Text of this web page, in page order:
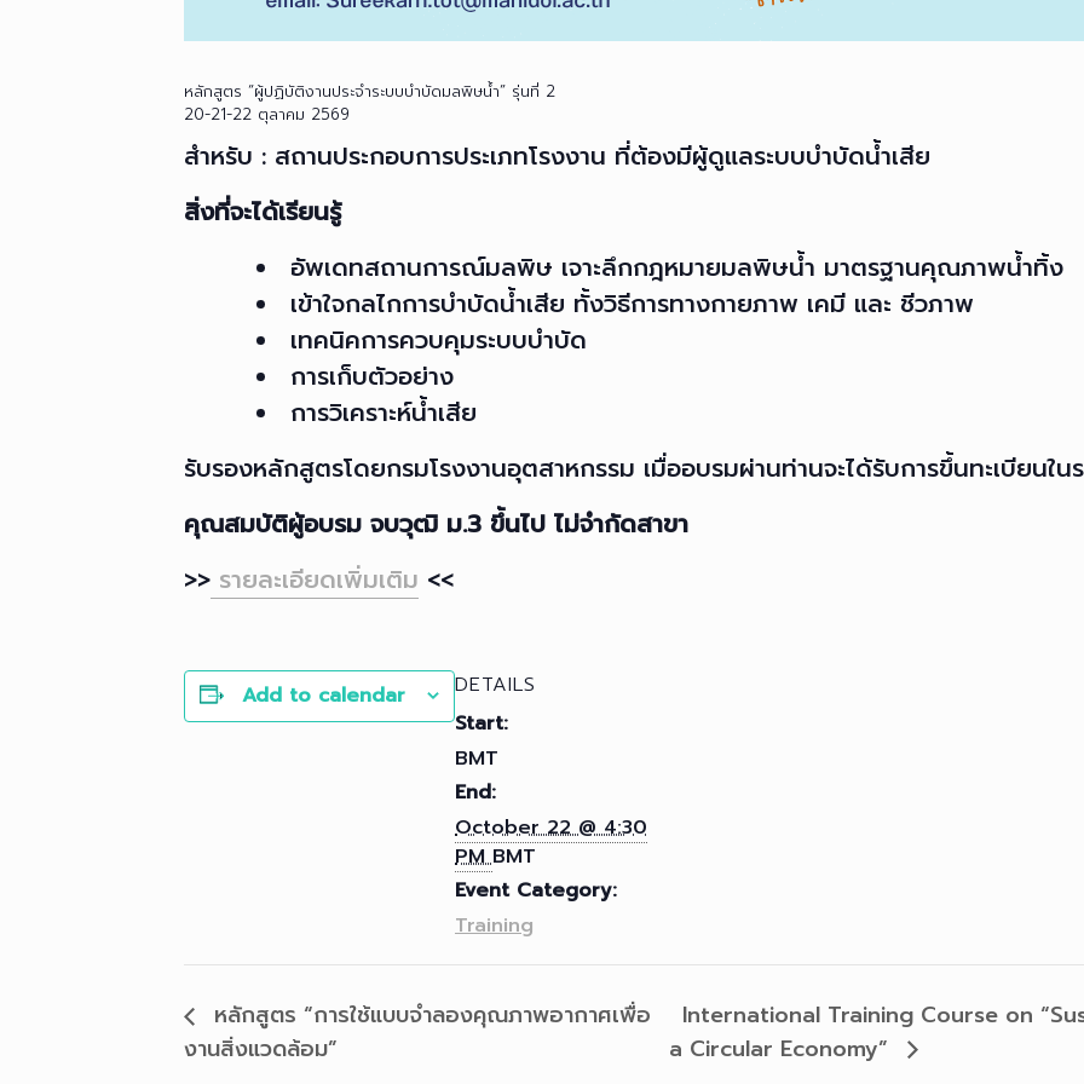
หลักสูตร “ผู้ปฏิบัติงานประจำระบบบำบัดมลพิษน้ำ” รุ่นที่ 2
20-21-22 ตุลาคม 2569
สำหรับ : สถานประกอบการประเภทโรงงาน ที่ต้องมีผู้ดูแลระบบบำบัดน้ำเสีย
สิ่งที่จะได้เรียนรู้
อัพเดทสถานการณ์มลพิษ เจาะลึกกฎหมายมลพิษน้ำ มาตรฐานคุณภาพน้ำทิ้ง
เข้าใจกลไกการบำบัดน้ำเสีย ทั้งวิธีการทางกายภาพ เคมี และ ชีวภาพ
เทคนิคการควบคุมระบบบำบัด
การเก็บตัวอย่าง
การวิเคราะห์น้ำเสีย
รับรองหลักสูตรโดยกรมโรงงานอุตสาหกรรม เมื่ออบรมผ่านท่านจะได้รับการขึ้นทะเบียนใน
คุณสมบัติผู้อบรม จบวุฒิ ม.3 ขึ้นไป ไม่จำกัดสาขา
>> รายละเอียดเพิ่มเติม <<
Add to calendar
DETAILS
Start:
BMT
End:
October 22 @ 4:30
PMBMT
Event Category:
Training
หลักสูตร “การใช้แบบจำลองคุณภาพอากาศเพื่อ
งานสิ่งแวดล้อม”
International Training Course on
a Circular Economy”